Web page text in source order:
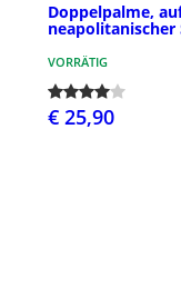
Doppelpalme,
neapolitanischer
VORRÄTIG
€ 25,90